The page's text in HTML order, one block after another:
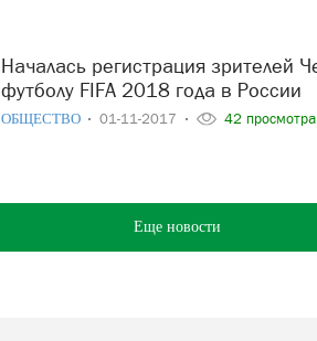
Началась регистрация зрителей Чемпионата мира по
футболу FIFA 2018 года в России
ОБЩЕСТВО 01-11-2017 42 просмотра
Еще новости